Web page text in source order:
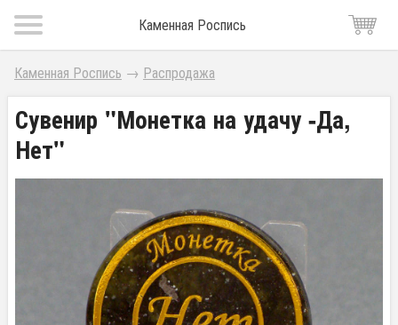
Каменная Роспись
Каменная Роспись → Распродажа
Сувенир "Монетка на удачу -Да,
Нет"